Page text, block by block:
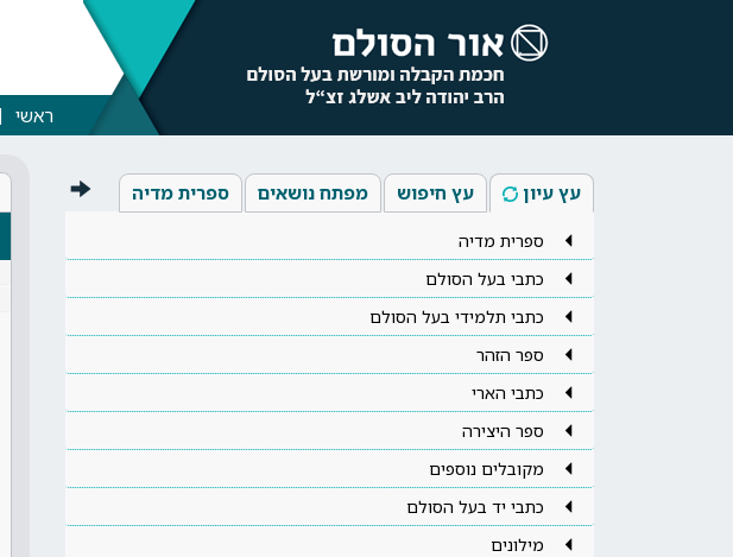
ראשי
עץ עיון עץ חיפוש מפתח נושאים ספרית מדיה
ספרית מדיה
כתבי בעל הסולם
כתבי תלמידי בעל הסולם
ספר הזהר
כתבי הארי
ספר היצירה
מקובלים נוספים
כתבי יד בעל הסולם
מילונים